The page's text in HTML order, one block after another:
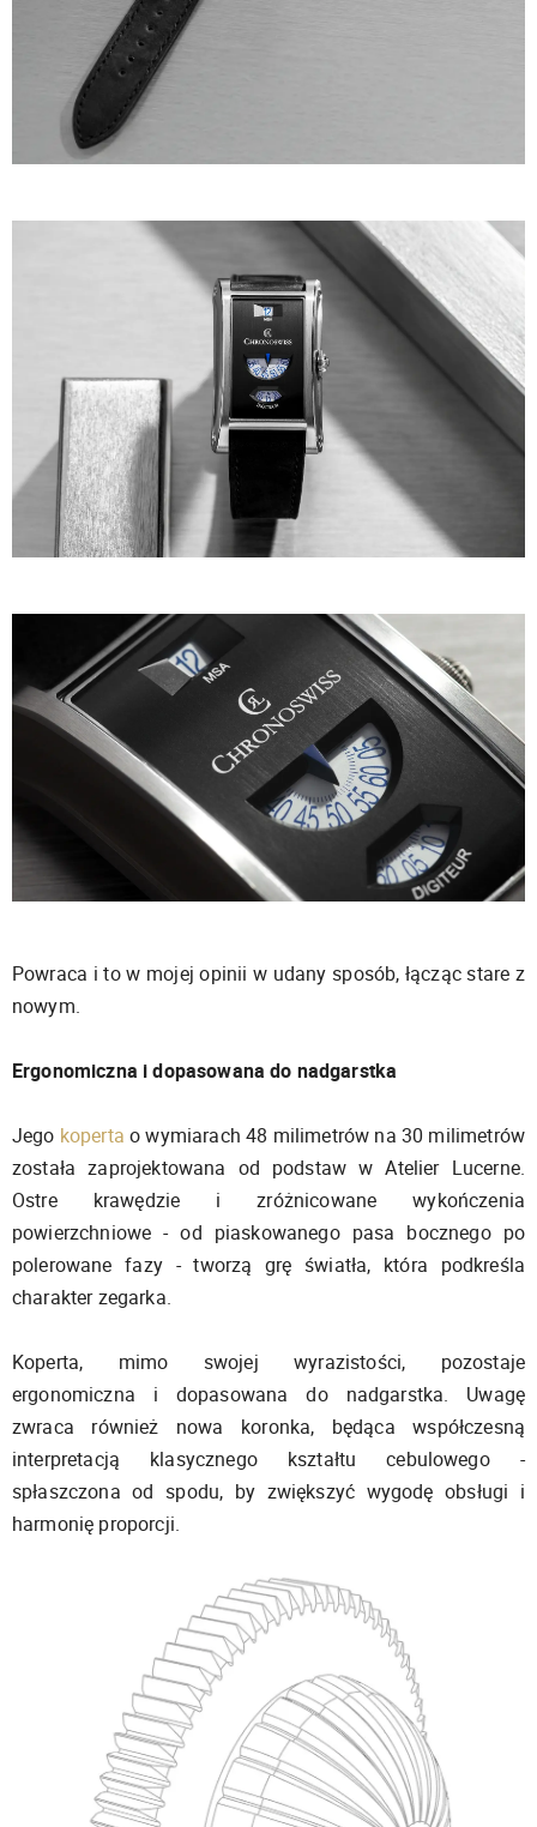
Powraca i to w mojej opinii w udany sposób, łącząc stare z
nowym.
Ergonomiczna i dopasowana do nadgarstka
Jego koperta o wymiarach 48 milimetrów na 30 milimetrów
została zaprojektowana od podstaw w Atelier Lucerne.
Ostre krawędzie i zróżnicowane wykończenia
powierzchniowe - od piaskowanego pasa bocznego po
polerowane fazy - tworzą grę światła, która podkreśla
charakter zegarka.
Koperta, mimo swojej wyrazistości, pozostaje
ergonomiczna i dopasowana do nadgarstka. Uwagę
zwraca również nowa koronka, będąca współczesną
interpretacją klasycznego kształtu cebulowego -
spłaszczona od spodu, by zwiększyć wygodę obsługi i
harmonię proporcji.